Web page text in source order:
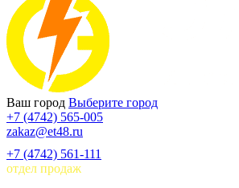
Ваш город Выберите город
+7 (4742) 565-005
zakaz@et48.ru
+7 (4742) 561-111
отдел продаж